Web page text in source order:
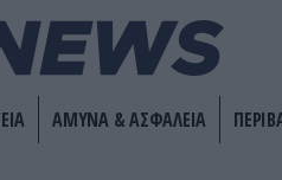
ΑΜΥΝΑ & ΑΣΦΑΛΕΙΑ